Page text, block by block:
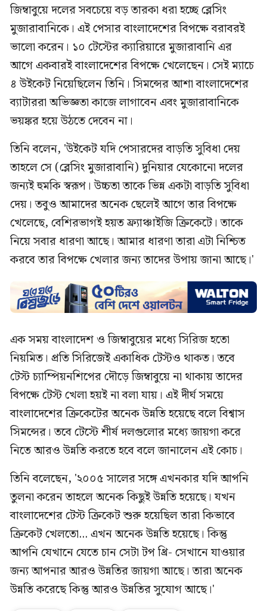
জিম্বাবুয়ে দলের সবচেয়ে বড় তারকা ধরা হচ্ছে ব্লেসিং
মুজারাবানিকে। এই পেসার বাংলাদেশের বিপক্ষে বরাবরই
ভালো করেন। ১০ টেস্টের ক্যারিয়ারে মুজারাবানি এর
আগে একবারই বাংলাদেশের বিপক্ষে খেলেছেন। সেই ম্যাচে
৪ উইকেট নিয়েছিলেন তিনি। সিমন্সের আশা বাংলাদেশের
ব্যাটাররা অভিজ্ঞতা কাজে লাগাবেন এবং মুজারাবানিকে
ভয়ঙ্কর হয়ে উঠতে দেবেন না।
তিনি বলেন, 'উইকেট যদি পেসারদের বাড়তি সুবিধা দেয়
তাহলে সে (ব্লেসিং মুজারাবানি) দুনিয়ার যেকোনো দলের
জন্যই হুমকি স্বরূপ। উচ্চতা তাকে ভিন্ন একটা বাড়তি সুবিধা
দেয়। তবুও আমাদের অনেক ছেলেই আগে তার বিপক্ষে
খেলেছে, বেশিরভাগই হয়ত ফ্র্যাঞ্চাইজি ক্রিকেটে। তাকে
নিয়ে সবার ধারণা আছে। আমার ধারণা তারা এটা নিশ্চিত
করবে তার বিপক্ষে খেলার জন্য তাদের উপায় জানা আছে।'
এক সময় বাংলাদেশ ও জিম্বাবুয়ের মধ্যে সিরিজ হতো
নিয়মিত। প্রতি সিরিজেই একাধিক টেস্টও থাকত। তবে
টেস্ট চ্যাম্পিয়নশিপের দৌড়ে জিম্বাবুয়ে না থাকায় তাদের
বিপক্ষে টেস্ট খেলা হয়ই না বলা যায়। এই দীর্ঘ সময়ে
বাংলাদেশের ক্রিকেটের অনেক উন্নতি হয়েছে বলে বিশ্বাস
সিমন্সের। তবে টেস্টে শীর্ষ দলগুলোর মধ্যে জায়গা করে
নিতে আরও উন্নতি করতে হবে বলে জানালেন এই কোচ।
তিনি বলেছেন, '২০০৫ সালের সঙ্গে এখনকার যদি আপনি
তুলনা করেন তাহলে অনেক কিছুই উন্নতি হয়েছে। যখন
বাংলাদেশের টেস্ট ক্রিকেট শুরু হয়েছিল তারা কিভাবে
ক্রিকেট খেলতো... এখন অনেক উন্নতি হয়েছে। কিন্তু
আপনি যেখানে যেতে চান সেটা টপ থ্রি- সেখানে যাওয়ার
জন্য আপনার আরও উন্নতির জায়গা আছে। তারা অনেক
উন্নতি করেছে কিন্তু আরও উন্নতির সুযোগ আছে।'